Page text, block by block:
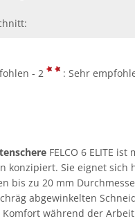
- 2 : Sehr
FELCO 6 ELITE
konzipiert. Sie eignet
bis zu 20 mm
abgewinkelten
während der